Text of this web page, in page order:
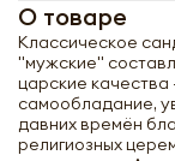
О товаре
Классическое
"мужские"
царские
самообладание,
давних времён
религиозных